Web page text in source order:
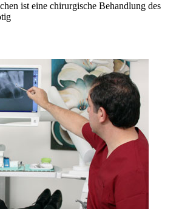
ist eine chirurgische Behandlung des